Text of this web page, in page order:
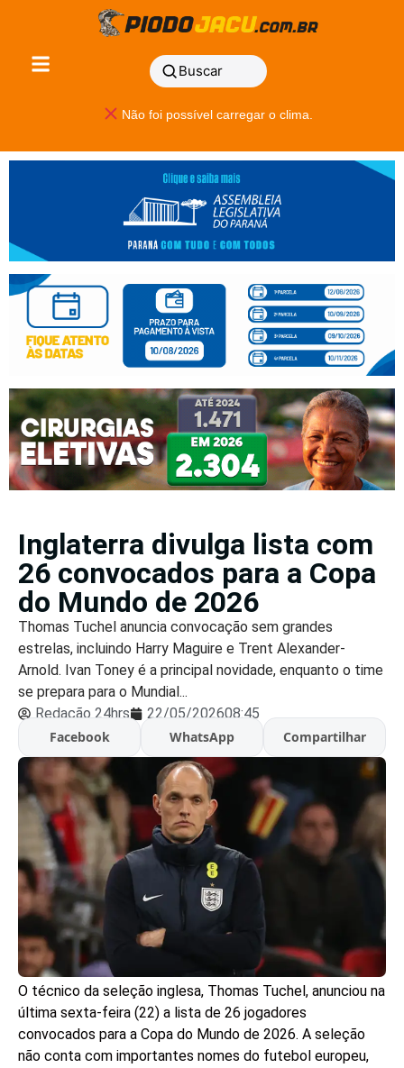
Buscar
Não foi possível carregar o clima.
Inglaterra divulga lista com
26 convocados para a Copa
do Mundo de 2026
Thomas Tuchel anuncia convocação sem grandes
estrelas, incluindo Harry Maguire e Trent Alexander-
Arnold. Ivan Toney é a principal novidade, enquanto o time
se prepara para o Mundial...
Redação 24hrs
22/05/202608:45
Facebook
WhatsApp Compartilhar
O técnico da seleção inglesa, Thomas Tuchel, anunciou na
última sexta-feira (22) a lista de 26 jogadores
convocados para a Copa do Mundo de 2026. A seleção
não conta com importantes nomes do futebol europeu,